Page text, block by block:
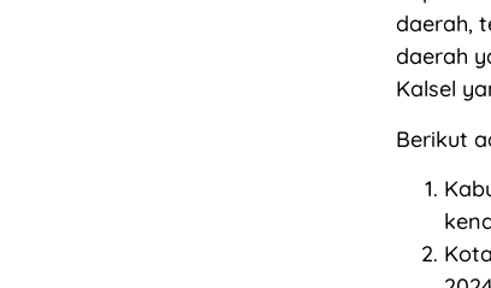
daerah,
daerah
Kalsel
Berikut